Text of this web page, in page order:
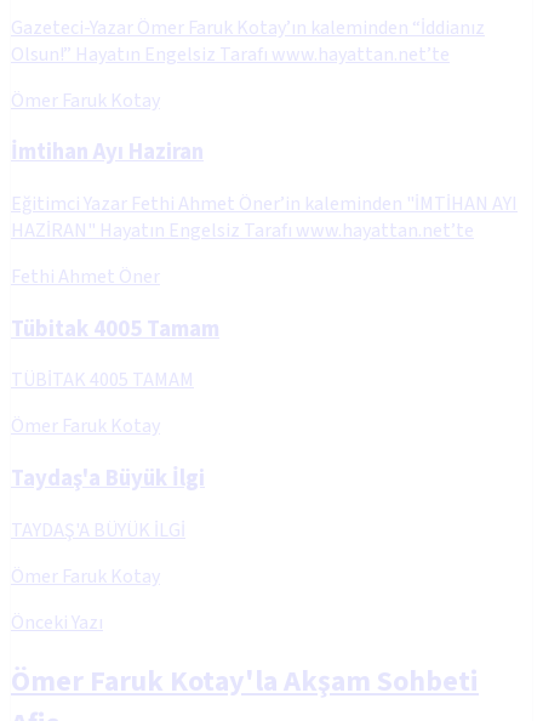
Gazeteci-Yazar Ömer Faruk Kotay’ın kaleminden “İddianız
Olsun!” Hayatın Engelsiz Tarafı www.hayattan.net’te
Ömer Faruk Kotay
İmtihan Ayı Haziran
Eğitimci Yazar Fethi Ahmet Öner’in kaleminden "İMTİHAN AYI
HAZİRAN" Hayatın Engelsiz Tarafı www.hayattan.net’te
Fethi Ahmet Öner
Tübitak 4005 Tamam
TÜBİTAK 4005 TAMAM
Ömer Faruk Kotay
Taydaş'a Büyük İlgi
TAYDAŞ'A BÜYÜK İLGİ
Ömer Faruk Kotay
Önceki Yazı
Ömer Faruk Kotay'la Akşam Sohbeti